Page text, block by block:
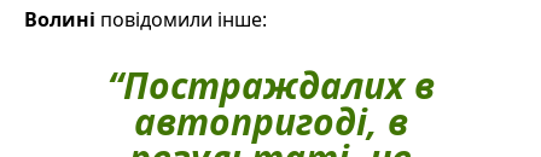
Волині повідомили інше:
“Постраждалих в
автопригоді, в